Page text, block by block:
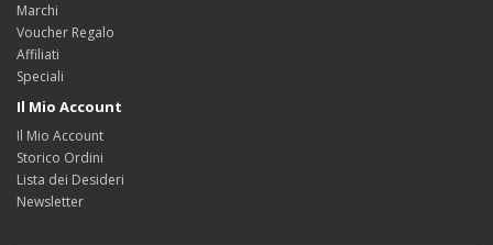
Marchi
Voucher Regalo
Affiliati
Speciali
Il Mio Account
Il Mio Account
Storico Ordini
Lista dei Desideri
Newsletter